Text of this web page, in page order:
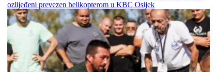
ozlijeđeni prevezen helikopterom u KBC Osijek